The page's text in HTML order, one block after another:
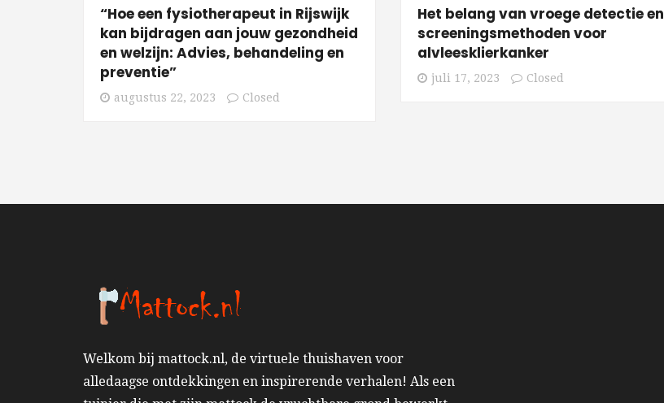
“Hoe een fysiotherapeut in Rijswijk
kan bijdragen aan jouw gezondheid
en welzijn: Advies, behandeling en
preventie”
augustus 22, 2023 Closed
Het belang van vroege detectie en
screeningsmethoden voor
alvleesklierkanker
juli 17, 2023 Closed
Welkom bij mattock.nl, de virtuele thuishaven voor
alledaagse ontdekkingen en inspirerende verhalen! Als een